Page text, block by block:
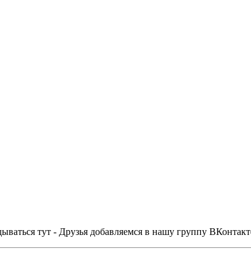
тут - Друзья добавляемся в нашу группу